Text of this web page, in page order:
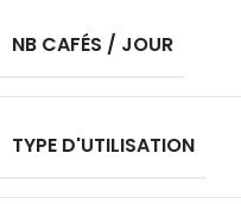
NB CAFÉS / JOUR
TYPE D'UTILISATION